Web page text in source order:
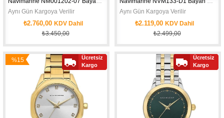
Aynı Gün Kargoya Verilir
KASA ÇAPI: 26 MM - CİNSİYET: WOMAN - SU GEÇİRMEZLİK: 3 ATM - MOV'T:
₺2.760,00 KDV Dahil
₺3.450,00
Aynı Gün Kargoya Verilir
KASA ÇAPI: 33 MM - CİNSİYET:
₺2.119,00KDV Dahil
₺2.499,00
%15
Ücretsiz
Kargo
Ücretsiz
Kargo